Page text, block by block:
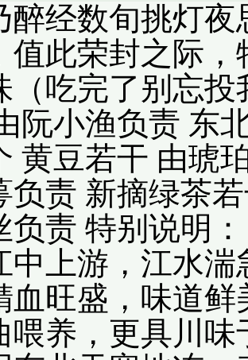
醉经数旬挑灯
值此荣封之际
（吃完了别忘
阮小渔负责 东
黄豆若干 由琥
负责 新摘绿茶
负责 特别说明
中上游，江水
血旺盛，味道
喂养，更具川